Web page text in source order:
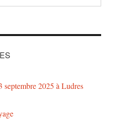
septembre 2025 à Ludres